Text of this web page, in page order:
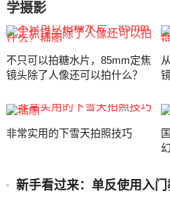
学摄影
不只可以拍糖水片，85mm定焦
镜头除了人像还可以拍什么？
非常实用的下雪天拍照技巧
新手看过来：单反使用入